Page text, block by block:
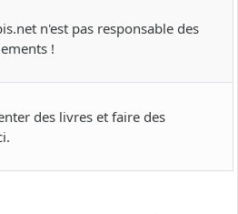
n'est pas responsable des
!
des livres et faire des